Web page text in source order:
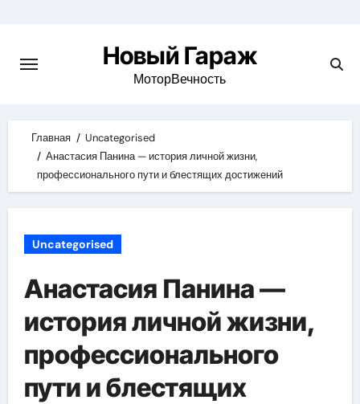
content
Новый Гараж
МоторВечность
Главная
Uncategorised
Анастасия Панина — история личной жизни,
профессионального пути и блестящих достижений
Uncategorised
Анастасия Панина —
история личной жизни,
профессионального
пути и блестящих